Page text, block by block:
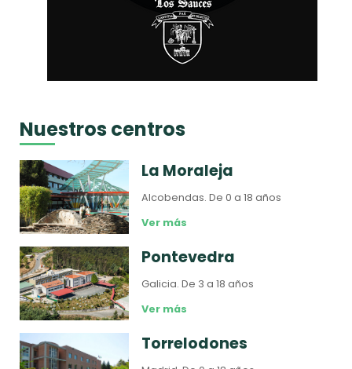
Nuestros centros
La Moraleja
Alcobendas.De 0 a 18 años
Ver más
Pontevedra
Galicia.De 3 a 18 años
Ver más
Torrelodones